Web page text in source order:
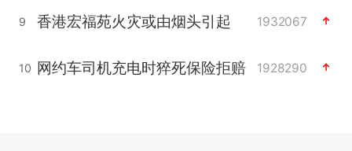
9 香港宏福苑火灾或由烟头引起 1932067
10 网约车司机充电时猝死保险拒赔 1928290